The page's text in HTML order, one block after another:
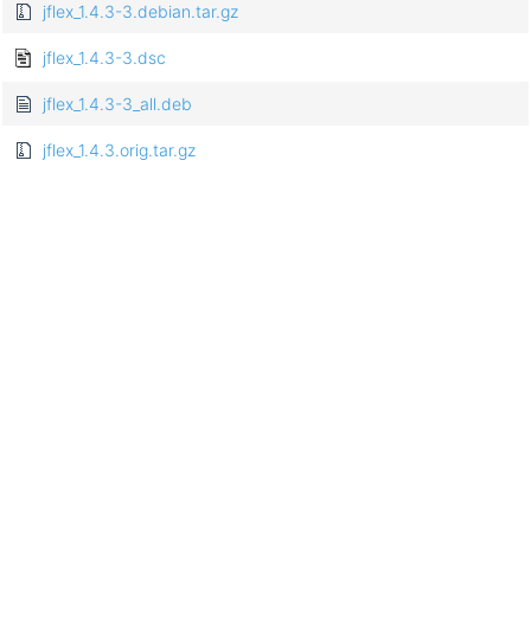
jflex_1.4.3-3.debian.tar.gz
jflex_1.4.3-3.dsc
jflex_1.4.3-3_all.deb
jflex_1.4.3.orig.tar.gz